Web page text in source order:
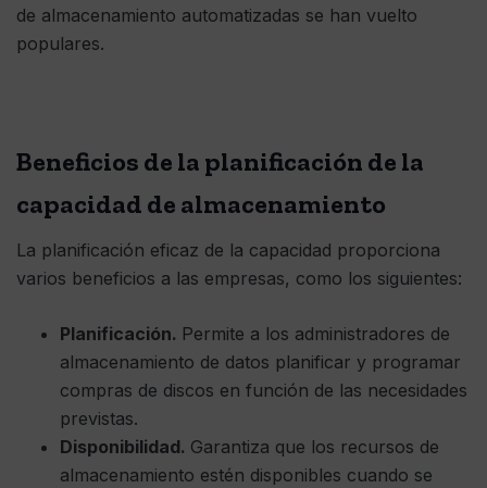
de almacenamiento automatizadas se han vuelto
populares.
Beneficios de la planificación de la
capacidad de almacenamiento
La planificación eficaz de la capacidad proporciona
varios beneficios a las empresas, como los siguientes:
Planificación. Permite a los administradores de
almacenamiento de datos planificar y programar
compras de discos en función de las necesidades
previstas.
Disponibilidad. Garantiza que los recursos de
almacenamiento estén disponibles cuando se